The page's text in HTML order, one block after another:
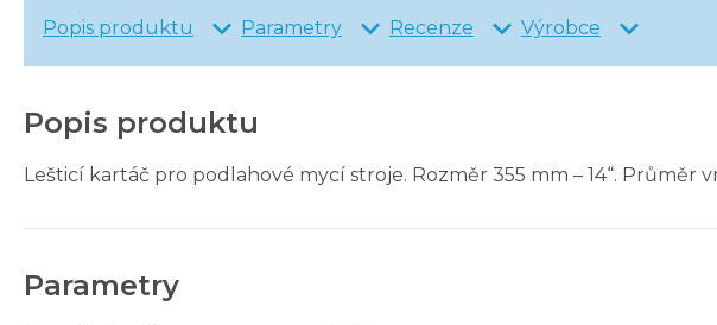
Popis produktu Parametry Recenze Výrobce
Popis produktu
Lešticí kartáč pro podlahové mycí stroje. Rozměr 355 mm – 14“. Průměr
Parametry